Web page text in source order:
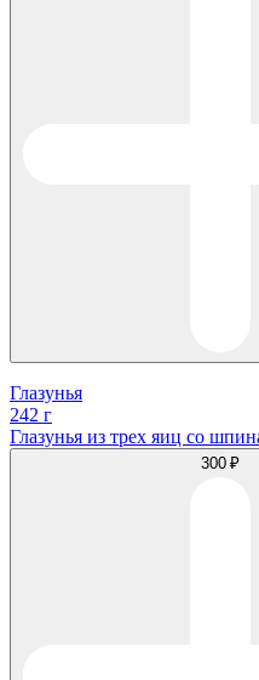
Глазунья
242 г
Глазунья из трех яиц со
300 ₽